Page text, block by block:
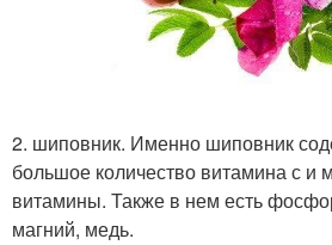
2. шиповник. Именно шиповник
большое количество витамина с и
витамины. Также в нем есть
магний, медь.